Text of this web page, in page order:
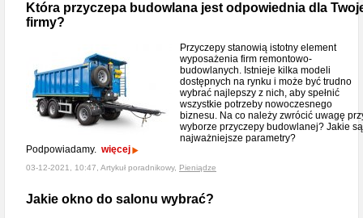
Która przyczepa budowlana jest odpowiednia dla
firmy?
Przyczepy stanowią istotny element
wyposażenia firm remontowo-
budowlanych. Istnieje kilka modeli
dostępnych na rynku i może być trudno
wybrać najlepszy z nich, aby spełnić
wszystkie potrzeby nowoczesnego
biznesu. Na co należy zwrócić uwagę
wyborze przyczepy budowlanej? Jakie są
najważniejsze parametry?
Podpowiadamy. więcej
03-12-2021, 10:47, Artykuł poradnikowy, Pieniądze
Jakie okno do salonu wybrać?